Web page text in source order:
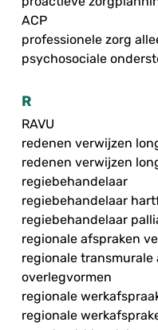
ACP
professionele zorg
psychosociale
R
RAVU
redenen verwijzen
redenen verwijzen
regiebehandelaar
regiebehandelaar
regiebehandelaar
regionale afspraken
regionale
overlegvormen
regionale
regionale